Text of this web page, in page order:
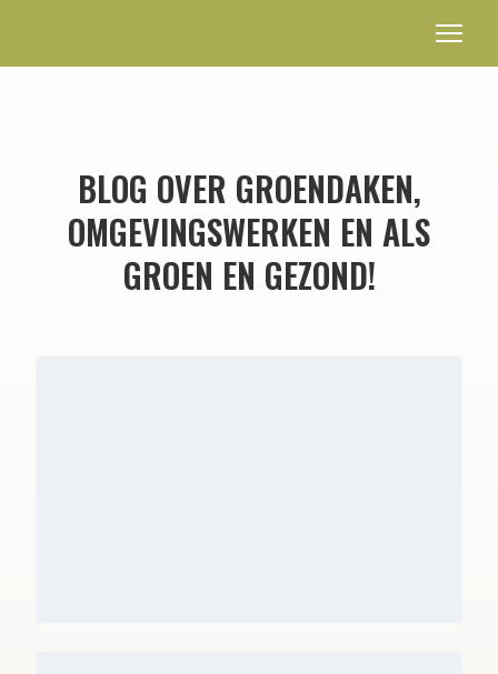
BLOG OVER GROENDAKEN,
OMGEVINGSWERKEN EN ALS
GROEN EN GEZOND!